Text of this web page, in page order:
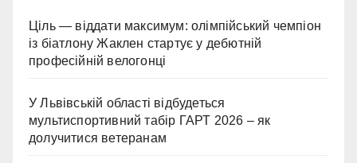
Ціль — віддати максимум: олімпійський чемпіон
із біатлону Жаклен стартує у дебютній
професійній велогонці
У Львівській області відбудеться
мультиспортивний табір ГАРТ 2026 – як
долучитися ветеранам